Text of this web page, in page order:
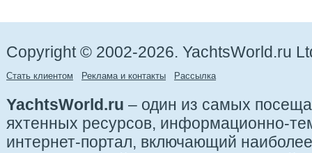
Copyright © 2002-2026. YachtsWorld.ru
Стать клиентом Реклама и контакты Рассылка
YachtsWorld.ru – один из самых
яхтенных ресурсов, информационно-
интернет-портал, включающий